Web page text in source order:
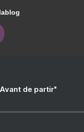
de partir"